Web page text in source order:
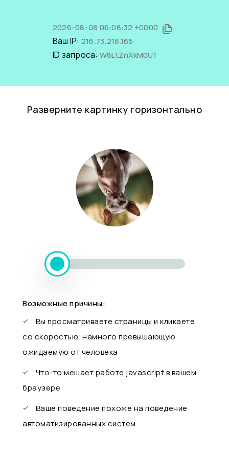
2026-08-08 06:08:32 +0000
Ваш IP: 216.73.216.165
ID запроса: W8LtZnXkM0U1
Разверните картинку горизонтально
Возможные причины:
Вы просматриваете страницы и кликаете
со скоростью, намного превышающую
ожидаемую от человека
Что-то мешает работе javascript в вашем
браузере
Ваше поведение похоже на поведение
автоматизированных систем